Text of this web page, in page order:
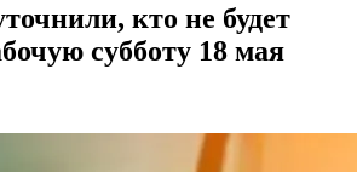
кто не будет
субботу 18 мая